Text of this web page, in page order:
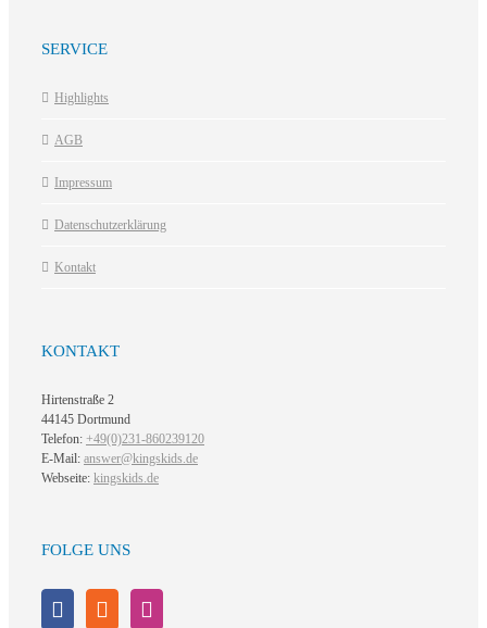
SERVICE
Highlights
AGB
Impressum
Datenschutzerklärung
Kontakt
KONTAKT
Hirtenstraße 2
44145 Dortmund
Telefon: +49(0)231-860239120
E-Mail: answer@kingskids.de
Webseite: kingskids.de
FOLGE UNS